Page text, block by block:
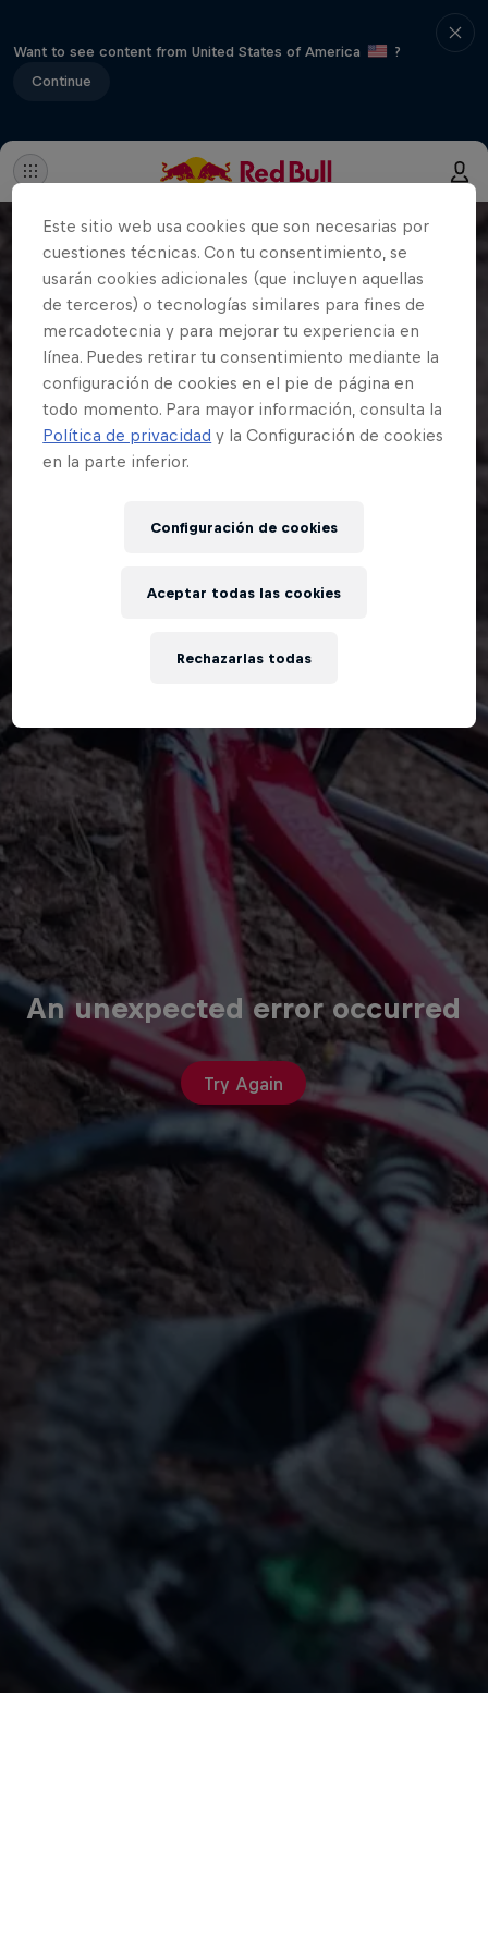
Want to see content from United States of America
?
Continue
An unexpected error occurred
Try Again
Este sitio web usa cookies que son necesarias por
cuestiones técnicas. Con tu consentimiento, se
usarán cookies adicionales (que incluyen aquellas
de terceros) o tecnologías similares para fines de
mercadotecnia y para mejorar tu experiencia en
línea. Puedes retirar tu consentimiento mediante la
configuración de cookies en el pie de página en
todo momento. Para mayor información, consulta la
Política de privacidad y la Configuración de cookies
en la parte inferior.
Configuración de cookies
Rechazarlas todas
Aceptar todas las cookies